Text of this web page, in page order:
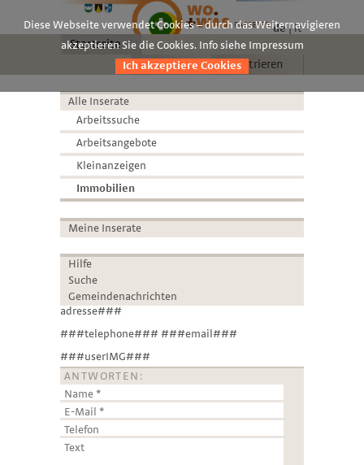
de it
Startseite
Anmelden
Registrieren
Alle Inserate
Arbeitssuche
Arbeitsangebote
Kleinanzeigen
Immobilien
Meine Inserate
Hilfe
Suche
Gemeindenachrichten
adresse###
###telephone### ###email###
###userIMG###
ANTWORTEN:
Diese Webseite verwendet Cookies – durch das Weiternavigieren
akzeptieren Sie die Cookies. Info siehe Impressum
Ich akzeptiere Cookies